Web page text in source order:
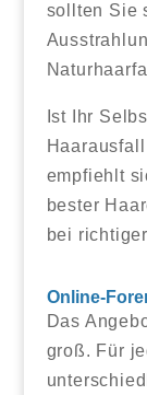
sollten Sie
Ist Ihr
empfiehlt
bester
bei
Online-
Das
groß. Für